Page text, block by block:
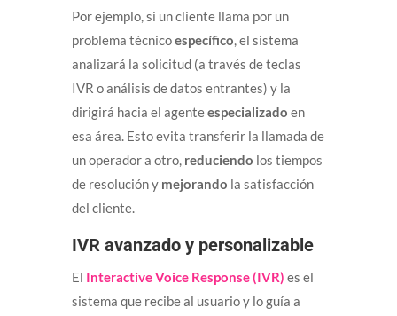
Por ejemplo, si un cliente llama por un
problema técnicoespecífico, el sistema
analizará la solicitud (a través de teclas
IVR o análisis de datos entrantes) y la
dirigirá hacia el agenteespecializado en
esa área. Esto evita transferir la llamada de
un operador a otro, reduciendo los tiempos
de resolución y mejorando la satisfacción
del cliente.
IVR avanzado y personalizable
El Interactive Voice Response (IVR) es el
sistema que recibe al usuario y lo guía a